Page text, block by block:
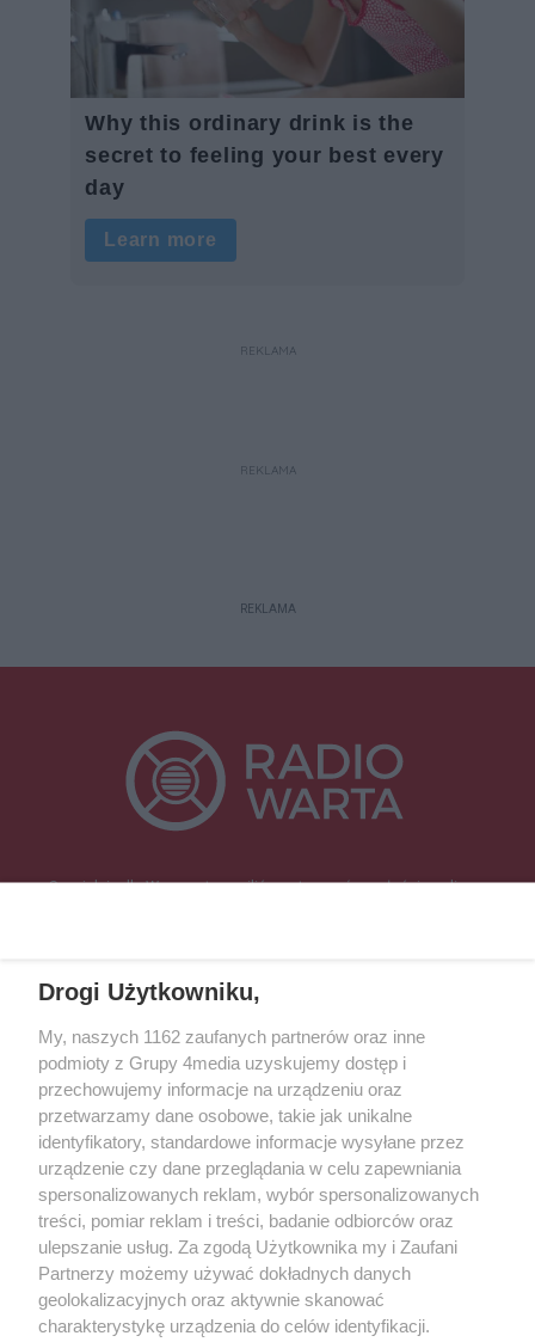
REKLAMA
REKLAMA
REKLAMA
Specjalnie dla Was postanowiliśmy stworzyć rozgłośnię radiową
Śrem, Jarocin, Gniezno, Ostrów Wlkp.).
Kontakt Reklama Patronat
Dane firmowe
Regulamin serwisu i ogłoszeń drobnych
Regulamin konkursów
Polityka prywatności
Przetwarzanie danych osobowych
Zapisz się do newslettera
Dołącz do grona ludzi najlepiej poinformowanych!
Zapisz się »
Drogi Użytkowniku,
My, naszych 1162 zaufanych partnerów oraz inne
podmioty z Grupy 4media uzyskujemy dostęp i
przechowujemy informacje na urządzeniu oraz
przetwarzamy dane osobowe, takie jak unikalne
identyfikatory, standardowe informacje wysyłane przez
urządzenie czy dane przeglądania w celu zapewniania
spersonalizowanych reklam, wybór spersonalizowanych
treści, pomiar reklam i treści, badanie odbiorców oraz
ulepszanie usług. Za zgodą Użytkownika my i Zaufani
Partnerzy możemy używać dokładnych danych
geolokalizacyjnych oraz aktywnie skanować
charakterystykę urządzenia do celów identyfikacji.